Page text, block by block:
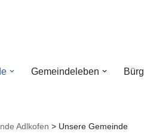
Gemeindeleben
Adlkofen > Unsere Gemeinde